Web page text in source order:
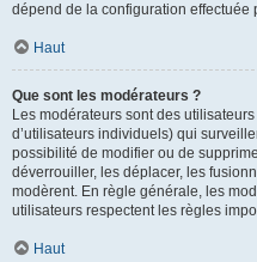
dépend de la configuration effectuée
Haut
Que sont les modérateurs ?
Les modérateurs sont des
d’utilisateurs individuels) qui
possibilité de modifier ou de
déverrouiller, les déplacer, les
modèrent. En règle générale, les
utilisateurs respectent les règles
Haut